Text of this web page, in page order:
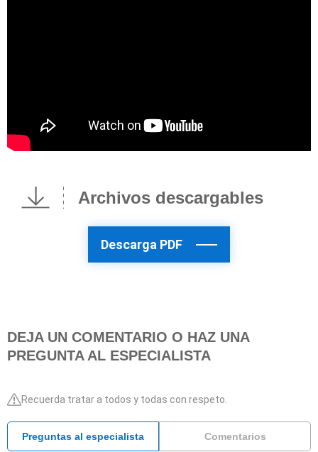
Archivos descargables
Descarga PDF
DEJA UN COMENTARIO O HAZ UNA
PREGUNTA AL ESPECIALISTA
Recuerda tratar a todos y todas con respeto.
Preguntas al especialista Comentarios